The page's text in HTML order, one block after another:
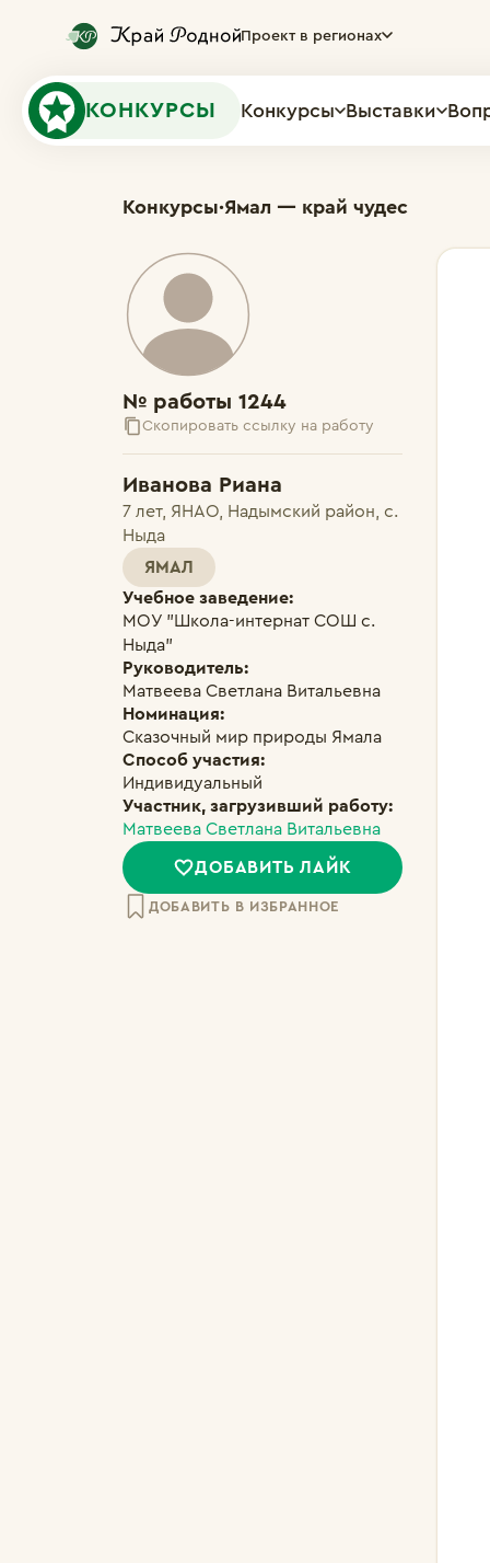
Проект в регионах
КОНКУРСЫ Конкурсы Выставки
Конкурсы·Ямал — край чудес
№ работы 1244
Скопировать ссылку на работу
Иванова Риана
7 лет, ЯНАО, Надымский район, с.
Ныда
ЯМАЛ
Учебное заведение:
МОУ "Школа-интернат СОШ с.
Ныда"
Руководитель:
Матвеева Светлана Витальевна
Номинация:
Сказочный мир природы Ямала
Способ участия:
Индивидуальный
Участник, загрузивший работу:
Матвеева Светлана Витальевна
ДОБАВИТЬ ЛАЙК
ДОБАВИТЬ В ИЗБРАННОЕ